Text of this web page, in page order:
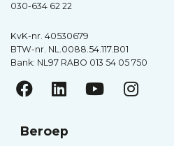
030-634 62 22
KvK-nr. 40530679
BTW-nr. NL.0088.54.117.B01
Bank: NL97 RABO 013 54 05 750
Beroep